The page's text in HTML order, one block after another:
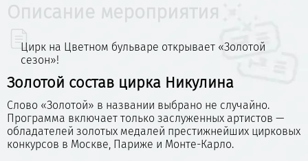
Описание мероприятия
Золотой состав цирка Никулина
Слово «Золотой» в названии выбрано не случайно.
Программа включает только заслуженных артистов —
обладателей золотых медалей престижнейших цирковых
конкурсов в Москве, Париже и Монте-Карло.
Цирк на Цветном бульваре открывает «Золотой
сезон»!